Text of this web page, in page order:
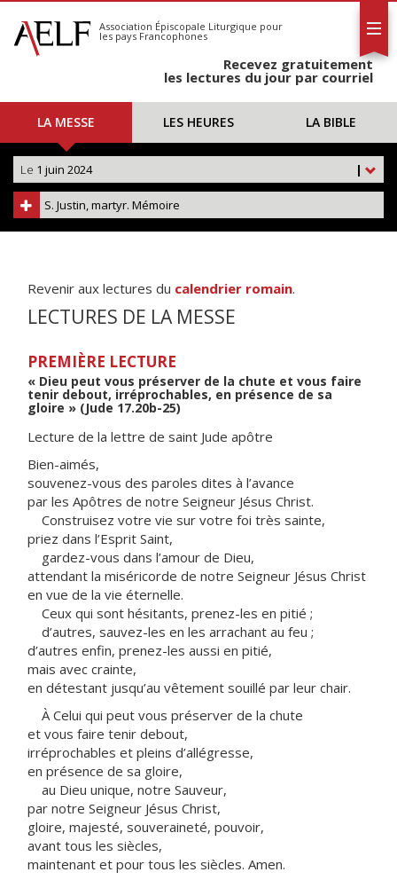
S'abonner
Calendrier
Association Épiscopale Liturgique pour
les pays Francophones
Recevez gratuitement
les lectures du jour par courriel
LA MESSE LES HEURES LA BIBLE
|
Le 1 juin 2024
S. Justin, martyr. Mémoire
Revenir aux lectures du calendrier romain.
LECTURES DE LA MESSE
PREMIÈRE LECTURE
« Dieu peut vous préserver de la chute et vous faire
tenir debout, irréprochables, en présence de sa
gloire » (Jude 17.20b-25)
Lecture de la lettre de saint Jude apôtre
Bien-aimés,
souvenez-vous des paroles dites à l’avance
par les Apôtres de notre Seigneur Jésus Christ.
Construisez votre vie sur votre foi très sainte,
priez dans l’Esprit Saint,
gardez-vous dans l’amour de Dieu,
attendant la miséricorde de notre Seigneur Jésus Christ
en vue de la vie éternelle.
Ceux qui sont hésitants, prenez-les en pitié ;
d’autres, sauvez-les en les arrachant au feu ;
d’autres enfin, prenez-les aussi en pitié,
mais avec crainte,
en détestant jusqu’au vêtement souillé par leur chair.
À Celui qui peut vous préserver de la chute
et vous faire tenir debout,
irréprochables et pleins d’allégresse,
en présence de sa gloire,
au Dieu unique, notre Sauveur,
par notre Seigneur Jésus Christ,
gloire, majesté, souveraineté, pouvoir,
avant tous les siècles,
maintenant et pour tous les siècles. Amen.